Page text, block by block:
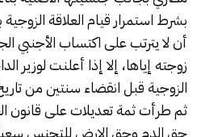
بشرط استمرار قيام العلاقة
أن لا يترتب على اكتساب الأجنبي
زوجته إياها، إلا إذا أعلنت لوزير
الزوجية قبل انقضاء سنتين من تاريخ
ثم طرأت ثمة تعديلات على قانون